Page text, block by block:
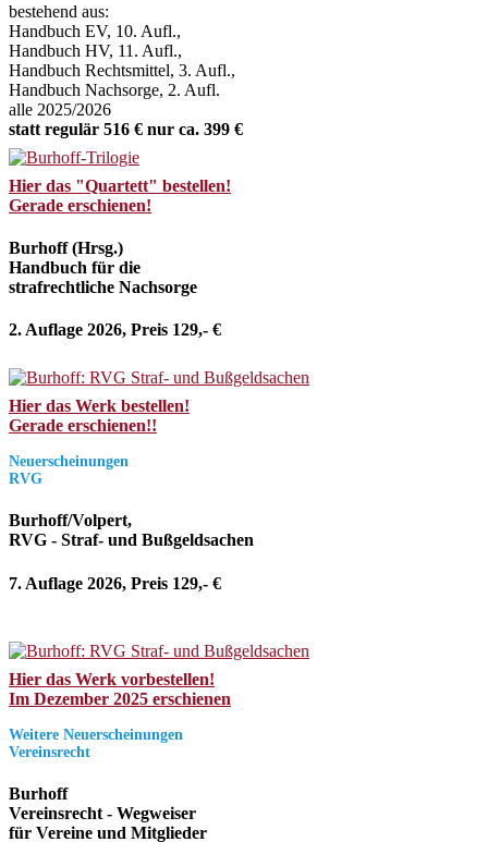
bestehend aus:
Handbuch EV, 10. Aufl.,
Handbuch HV, 11. Aufl.,
Handbuch Rechtsmittel, 3. Aufl.,
Handbuch Nachsorge, 2. Aufl.
alle 2025/2026
statt regulär 516 € nur ca. 399 €
Hier das "Quartett" bestellen!
Gerade erschienen!
Burhoff (Hrsg.)
Handbuch für die
strafrechtliche Nachsorge
2. Auflage 2026, Preis 129,- €
Hier das Werk bestellen!
Gerade erschienen!!
Neuerscheinungen
RVG
Burhoff/Volpert,
RVG - Straf- und Bußgeldsachen
7. Auflage 2026, Preis 129,- €
Hier das Werk vorbestellen!
Im Dezember 2025 erschienen
Weitere Neuerscheinungen
Vereinsrecht
Burhoff
Vereinsrecht - Wegweiser
für Vereine und Mitglieder